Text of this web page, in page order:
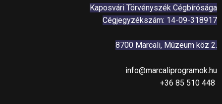
Kaposvári Törvényszék Cégbírósága
Cégjegyzékszám: 14-09-318917
8700 Marcali, Múzeum köz 2.
info@marcaliprogramok.hu
+36 85 510 448